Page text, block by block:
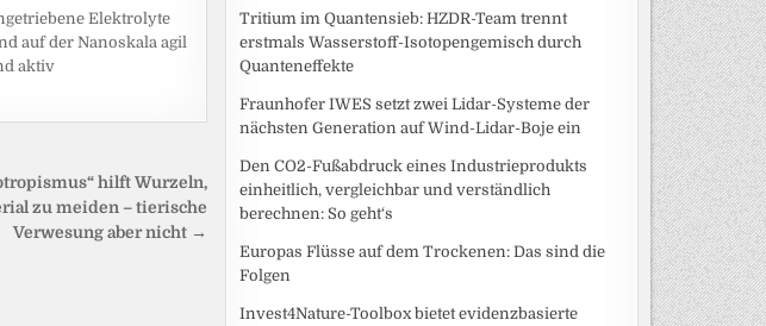
Elektrolyte
auf der Nanoskala agil
aktiv
hilft Wurzeln,
zu meiden – tierische
Verwesung aber nicht →
Tritium im Quantensieb: HZDR-Team trennt
erstmals Wasserstoff-Isotopengemisch durch
Quanteneffekte
Fraunhofer IWES setzt zwei Lidar-Systeme der
nächsten Generation auf Wind-Lidar-Boje ein
Den CO2-Fußabdruck eines Industrieprodukts
einheitlich, vergleichbar und verständlich
berechnen: So geht‘s
Europas Flüsse auf dem Trockenen: Das sind die
Folgen
Invest4Nature-Toolbox bietet evidenzbasierte